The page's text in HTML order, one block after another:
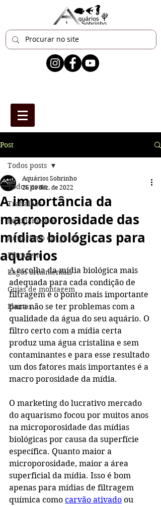
Post
Todos posts
Trabalhos
Equipamentos
Aquarismo em geral
Filtragem
Lagos ornamentais
Guias de montagem
Plantas
Todos posts
A importância da
macroporosidade das
mídias biológicas para
aquários
Aquários Sobrinho
26 de dez. de 2022
A escolha da mídia biológica mais
adequada para cada condição de
filtragem é o ponto mais importante
para não se ter problemas com a
qualidade da água do seu aquário. O
filtro certo com a mídia certa
produz uma água cristalina e sem
contaminantes e para esse resultado
um dos fatores mais importantes é a
macro porosidade da mídia.
O marketing do lucrativo mercado
do aquarismo focou por muitos anos
na microporosidade das mídias
biológicas por causa da superfície
específica. Quanto maior a
microporosidade, maior a área
superficial da mídia. Isso é bom
apenas para mídias de filtragem
química como carvão ativado ou